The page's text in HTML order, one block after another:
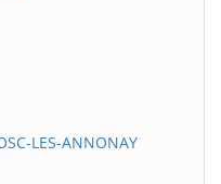
LES-ANNONAY